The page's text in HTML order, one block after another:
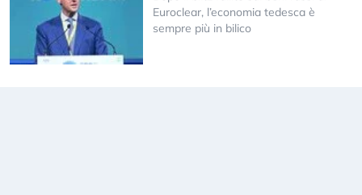
Euroclear, l’economia tedesca è
sempre più in bilico